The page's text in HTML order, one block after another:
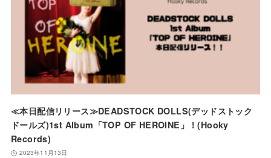
≪本日配信リリース≫DEADSTOCK DOLLS(デッドストック
ドールズ)1st Album「TOP OF HEROINE」！(Hooky
Records)
2023年11月13日